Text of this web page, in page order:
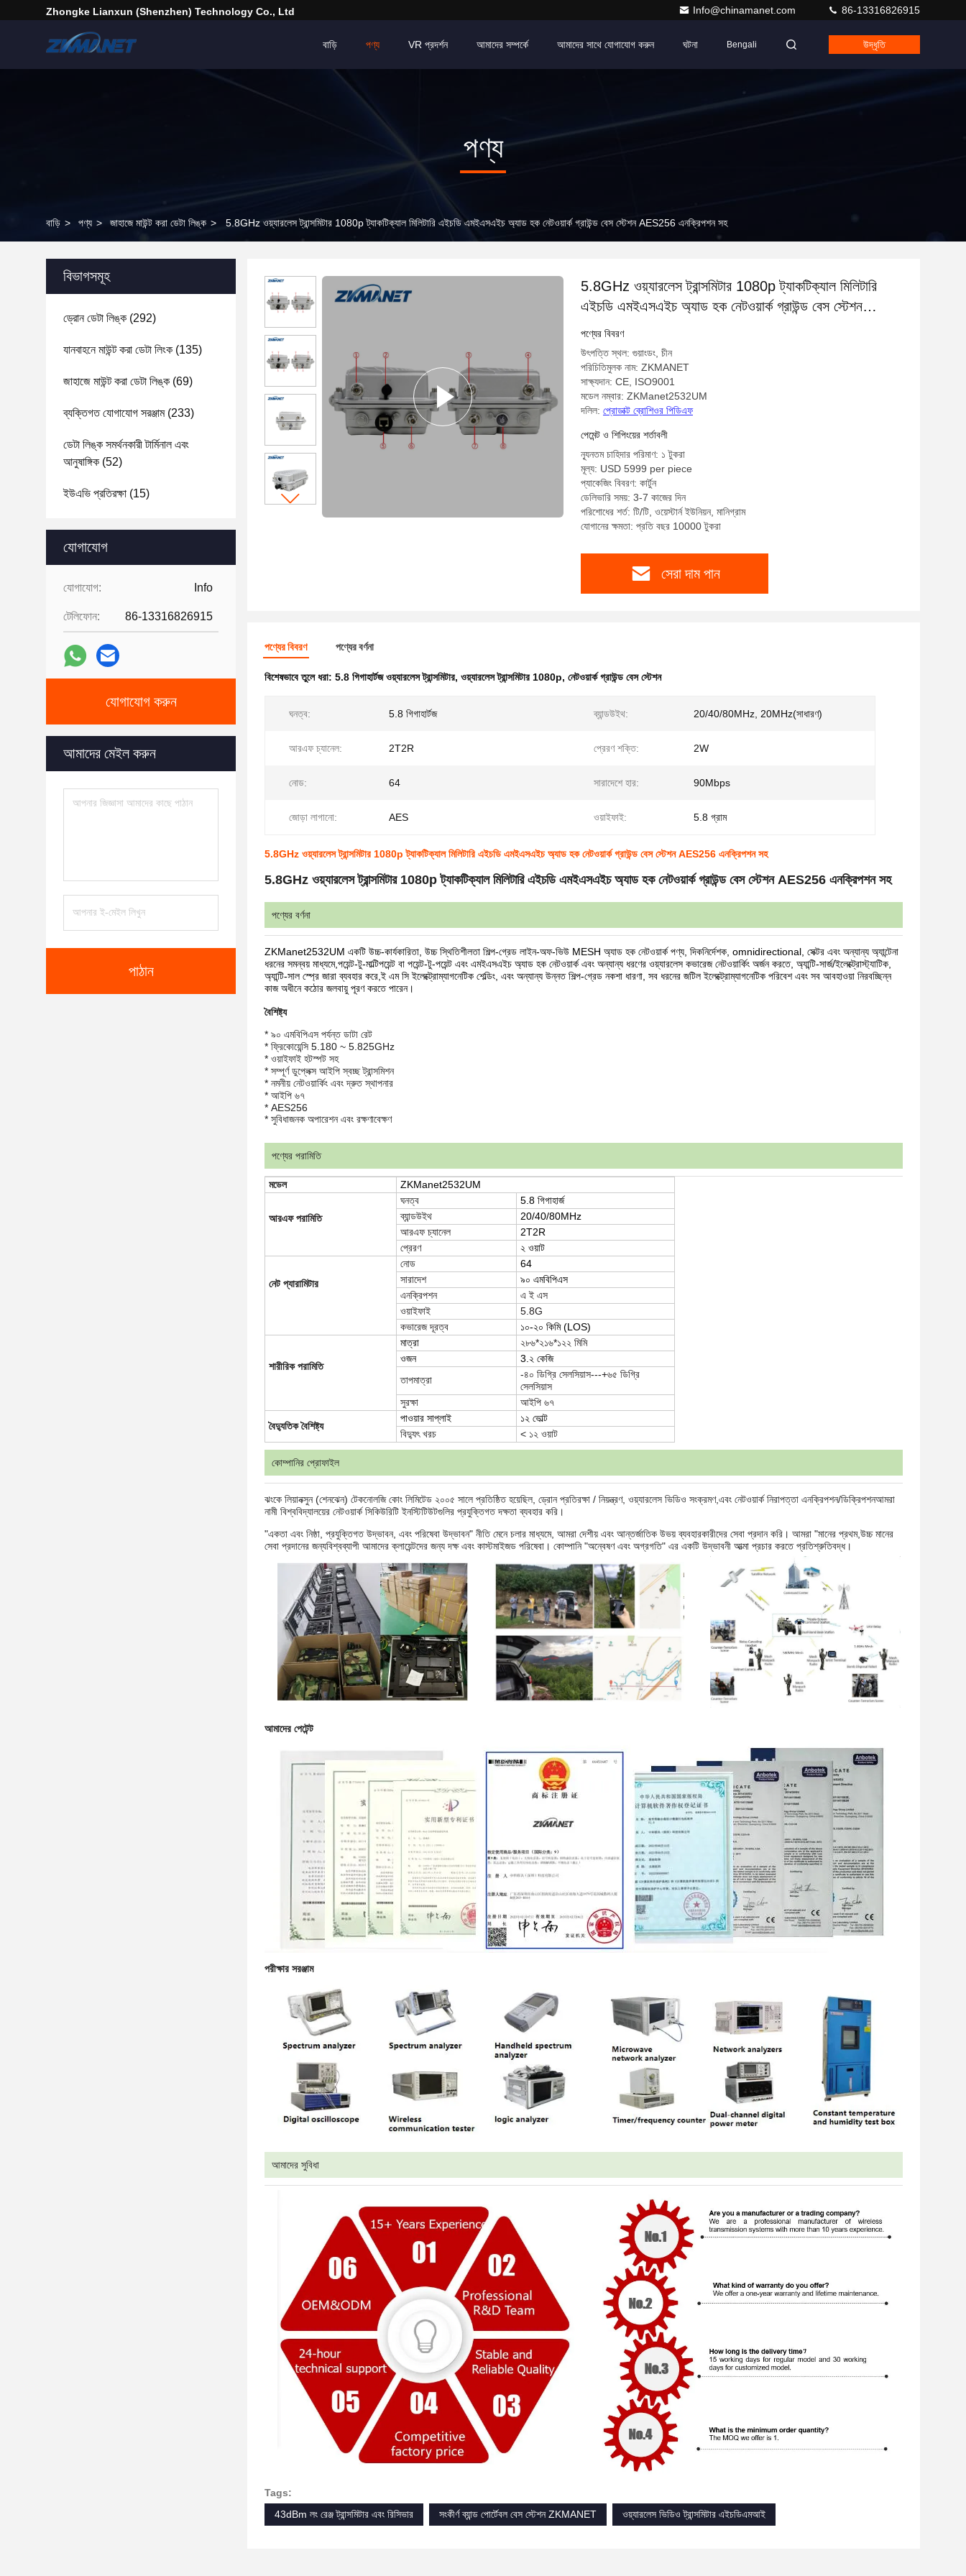
Zhongke Lianxun (Shenzhen) Technology Co., Ltd Info@chinamanet.com 86-13316826915
বাড়ি পণ্য VR প্রদর্শন আমাদের সম্পর্কে আমাদের সাথে যোগাযোগ করুন ঘটনা Bengali উদ্ধৃতি
পণ্য
বাড়ি > পণ্য > জাহাজে মাউন্ট করা ডেটা লিঙ্ক > 5.8GHz ওয়্যারলেস ট্রান্সমিটার 1080p ট্যাকটিক্যাল মিলিটারি এইচডি এমইএসএইচ অ্যাড হক নেটওয়ার্ক গ্রাউন্ড বেস স্টেশন AES256 এনক্রিপশন সহ
বিভাগসমূহ
ড্রোন ডেটা লিঙ্ক (292)
যানবাহনে মাউন্ট করা ডেটা লিংক (135)
জাহাজে মাউন্ট করা ডেটা লিঙ্ক (69)
ব্যক্তিগত যোগাযোগ সরঞ্জাম(233)
ডেটা লিঙ্ক সমর্থনকারী টার্মিনাল এবং
আনুষাঙ্গিক (52)
ইউএভি প্রতিরক্ষা (15)
যোগাযোগ
যোগাযোগ: Info
টেলিফোন: 86-13316826915
যোগাযোগ করুন
আমাদের মেইল ​​করুন
পাঠান
5.8GHz ওয়্যারলেস ট্রান্সমিটার 1080p ট্যাকটিক্যাল মিলিটারি
এইচডি এমইএসএইচ অ্যাড হক নেটওয়ার্ক গ্রাউন্ড বেস স্টেশন
AES256 এনক্রিপশন সহ
পণ্যের বিবরণ
উৎপত্তি স্থল: গুয়াংডং, চীন
পরিচিতিমুলক নাম: ZKMANET
সাক্ষ্যদান: CE, ISO9001
মডেল নম্বার: ZKManet2532UM
দলিল: প্রোডাক্ট ব্রোশিওর পিডিএফ
পেমেন্ট ও শিপিংয়ের শর্তাবলী
ন্যূনতম চাহিদার পরিমাণ: ১ টুকরা
মূল্য: USD 5999 per piece
প্যাকেজিং বিবরণ: কার্টুন
ডেলিভারি সময়: 3-7 কাজের দিন
পরিশোধের শর্ত: টি/টি, ওয়েস্টার্ন ইউনিয়ন, মানিগ্রাম
যোগানের ক্ষমতা: প্রতি বছর 10000 টুকরা
সেরা দাম পান
পণ্যের বিবরণ পণ্যের বর্ণনা
বিশেষভাবে তুলে ধরা: 5.8 গিগাহার্টজ ওয়্যারলেস ট্রান্সমিটার, ওয়্যারলেস ট্রান্সমিটার 1080p, নেটওয়ার্ক গ্রাউন্ড বেস স্টেশন
ঘনত্ব: 5.8 গিগাহার্টজ ব্যান্ডউইথ: 20/40/80MHz, 20MHz(সাধারণ)
আরএফ চ্যানেল: 2T2R প্রেরণ শক্তি: 2W
নোড: 64 সারাদেশে হার: 90Mbps
জোড়া লাগানো: AES ওয়াইফাই: 5.8 গ্রাম
5.8GHz ওয়্যারলেস ট্রান্সমিটার 1080p ট্যাকটিক্যাল মিলিটারি এইচডি এমইএসএইচ অ্যাড হক নেটওয়ার্ক গ্রাউন্ড বেস স্টেশন AES256 এনক্রিপশন সহ
5.8GHz ওয়্যারলেস ট্রান্সমিটার 1080p ট্যাকটিক্যাল মিলিটারি এইচডি এমইএসএইচ অ্যাড হক নেটওয়ার্ক গ্রাউন্ড বেস স্টেশন AES256 এনক্রিপশন সহ
পণ্যের বর্ণনা
ZKManet2532UM একটি উচ্চ-কার্যকারিতা, উচ্চ স্থিতিশীলতা শিল্প-গ্রেড লাইন-অফ-ভিউ MESH অ্যাড হক নেটওয়ার্ক পণ্য, দিকনির্দেশক, omnidirectional, সেক্টর এবং অন্যান্য অ্যান্টেনা
ধরনের সমন্বয় মাধ্যমে,পয়েন্ট-টু-মাল্টিপয়েন্ট বা পয়েন্ট-টু-পয়েন্ট এবং এমইএসএইচ অ্যাড হক নেটওয়ার্ক এবং অন্যান্য ধরণের ওয়্যারলেস কভারেজ নেটওয়ার্কিং অর্জন করতে, অ্যান্টি-সার্জ/ইলেক্ট্রোস্ট্যাটিক,
অ্যান্টি-সাল স্প্রে জারা ব্যবহার করে,ই এম সি ইলেক্ট্রোম্যাগনেটিক শেল্ডিং, এবং অন্যান্য উন্নত শিল্প-গ্রেড নকশা ধারণা, সব ধরনের জটিল ইলেক্ট্রোম্যাগনেটিক পরিবেশ এবং সব আবহাওয়া নিরবচ্ছিন্ন
কাজ অধীনে কঠোর জলবায়ু পূরণ করতে পারেন।
বৈশিষ্ট্য
* ৯০ এমবিপিএস পর্যন্ত ডাটা রেট
* ফ্রিকোয়েন্সি 5.180 ~ 5.825GHz
* ওয়াইফাই হটস্পট সহ
* সম্পূর্ণ ডুপ্লেক্স আইপি স্বচ্ছ ট্রান্সমিশন
* নমনীয় নেটওয়ার্কিং এবং দ্রুত স্থাপনার
* আইপি ৬৭
* AES256
* সুবিধাজনক অপারেশন এবং রক্ষণাবেক্ষণ
পণ্যের পরামিতি
মডেল ZKManet2532UM
আরএফ পরামিতি
ঘনত্ব
5.8 গিগাহার্জ
ব্যান্ডউইথ
20/40/80MHz
আরএফ চ্যানেল
2T2R
প্রেরণ
২ ওয়াট
নেট প্যারামিটার
নোড
64
সারাদেশ
৯০ এমবিপিএস
এনক্রিপশন
এ ই এস
ওয়াইফাই
5.8G
কভারেজ দূরত্ব
১০-২০ কিমি (LOS)
শারীরিক পরামিতি
মাত্রা
২৮৬*২১৬*১২২ মিমি
ওজন
3.২ কেজি
তাপমাত্রা
-৪০ ডিগ্রি সেলসিয়াস---+৬৫ ডিগ্রি
সেলসিয়াস
সুরক্ষা
আইপি ৬৭
বৈদ্যুতিক বৈশিষ্ট্য
পাওয়ার সাপ্লাই
১২ ভোল্ট
বিদ্যুৎ খরচ
< ১২ ওয়াট
কোম্পানির প্রোফাইল
ঝংকে লিয়ানক্সুন (শেনঝেন) টেকনোলজি কোং লিমিটেড ২০০৫ সালে প্রতিষ্ঠিত হয়েছিল, ড্রোন প্রতিরক্ষা / নিয়ন্ত্রণ, ওয়্যারলেস ভিডিও সংক্রমণ,এবং নেটওয়ার্ক নিরাপত্তা এনক্রিপশন/ডিক্রিপশনআমরা
নামী বিশ্ববিদ্যালয়ের নেটওয়ার্ক সিকিউরিটি ইনস্টিটিউটগুলির প্রযুক্তিগত দক্ষতা ব্যবহার করি।
"একতা এবং নিষ্ঠা, প্রযুক্তিগত উদ্ভাবন, এবং পরিষেবা উদ্ভাবন" নীতি মেনে চলার মাধ্যমে, আমরা দেশীয় এবং আন্তর্জাতিক উভয় ব্যবহারকারীদের সেবা প্রদান করি। আমরা "মানের প্রথম,উচ্চ মানের
সেবা প্রদানের জন্যবিশ্বব্যাপী আমাদের ক্লায়েন্টদের জন্য দক্ষ এবং কাস্টমাইজড পরিষেবা। কোম্পানি "অন্বেষণ এবং অগ্রগতি" এর একটি উদ্ভাবনী আত্মা প্রচার করতে প্রতিশ্রুতিবদ্ধ।
আমাদের পেটেন্ট
পরীক্ষার সরঞ্জাম
আমাদের সুবিধা
Tags:
43dBm লং রেঞ্জ ট্রান্সমিটার এবং রিসিভার
সংকীর্ণ ব্যান্ড পোর্টেবল বেস স্টেশন ZKMANET ওয়্যারলেস ভিডিও ট্রান্সমিটার এইচডিএমআই